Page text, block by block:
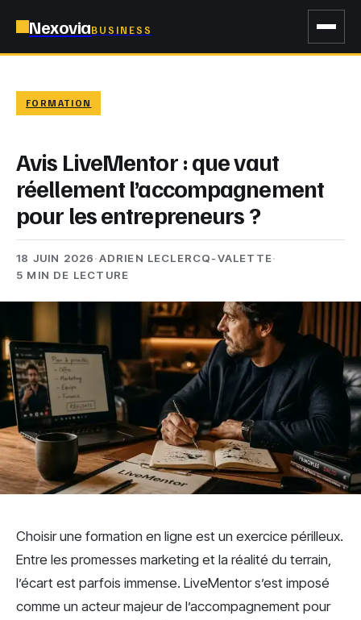
NexoviaBUSINESS
FORMATION
Avis LiveMentor : que vaut
réellement l’accompagnement
pour les entrepreneurs ?
18 JUIN 2026·ADRIEN LECLERCQ-VALETTE·
5 MIN DE LECTURE
Choisir une formation en ligne est un exercice périlleux.
Entre les promesses marketing et la réalité du terrain,
l’écart est parfois immense. LiveMentor s’est imposé
comme un acteur majeur de l’accompagnement pour